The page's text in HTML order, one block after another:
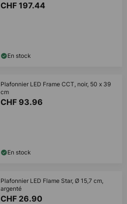
CHF 197.44
En stock
Plafonnier LED Frame CCT, noir, 50 x 39
cm
CHF 93.96
En stock
Plafonnier LED Flame Star, Ø 15,7 cm,
argenté
CHF 26.90